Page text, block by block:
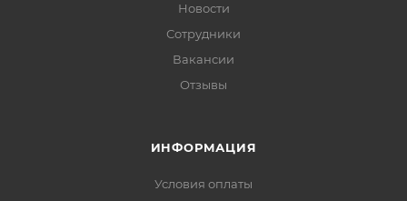
Новости
Сотрудники
Вакансии
Отзывы
ИНФОРМАЦИЯ
Условия оплаты